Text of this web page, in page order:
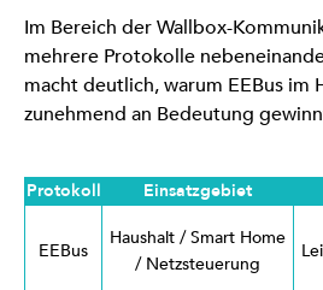
Im Bereich der Wallbox-
mehrere Protokolle
macht deutlich, warum EEBus im
zunehmend an Bedeutung
Protokoll Einsatzgebiet
EEBus
Haushalt / Smart Home
/ Netzsteuerung